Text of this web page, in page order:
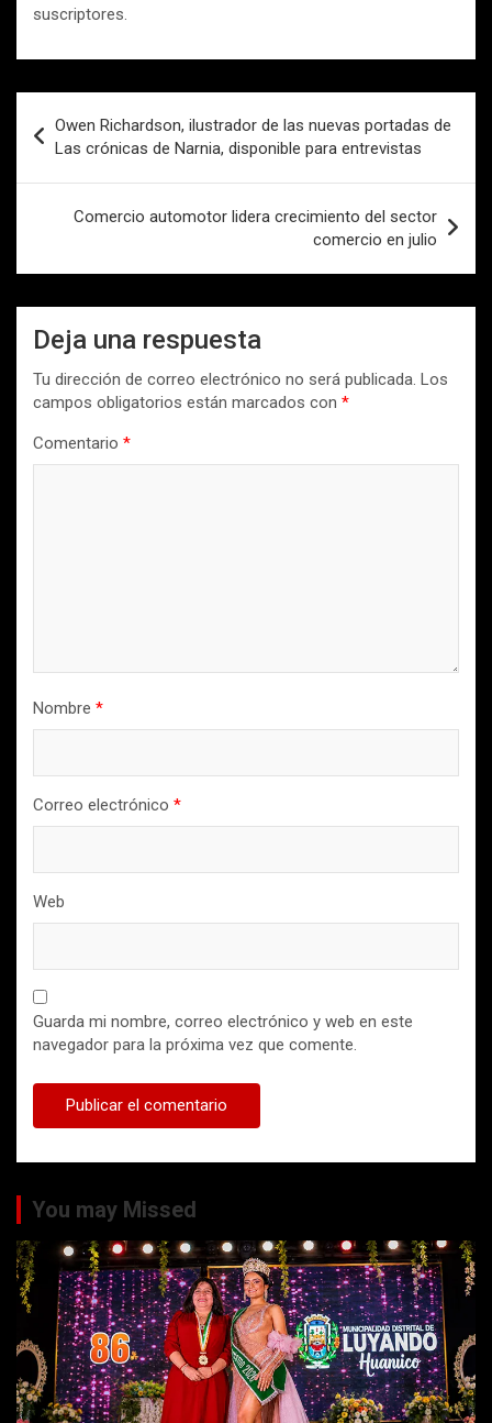
suscriptores.
de
entradas
Owen Richardson, ilustrador de las nuevas portadas de
Las crónicas de Narnia, disponible para entrevistas
Comercio automotor lidera crecimiento del sector
comercio en julio
Deja una respuesta
Tu dirección de correo electrónico no será publicada. Los
campos obligatorios están marcados con *
Comentario *
Nombre *
Correo electrónico *
Web
Guarda mi nombre, correo electrónico y web en este
navegador para la próxima vez que comente.
You may Missed